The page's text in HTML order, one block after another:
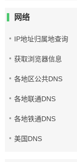
网络
IP地址归属地查询
获取浏览器信息
各地区公共DNS
各地联通DNS
各地铁通DNS
美国DNS